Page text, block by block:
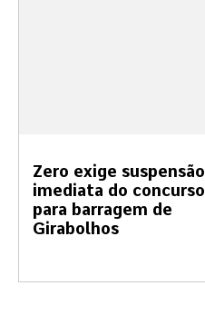
Zero exige suspensão
imediata do concurso
para barragem de
Girabolhos